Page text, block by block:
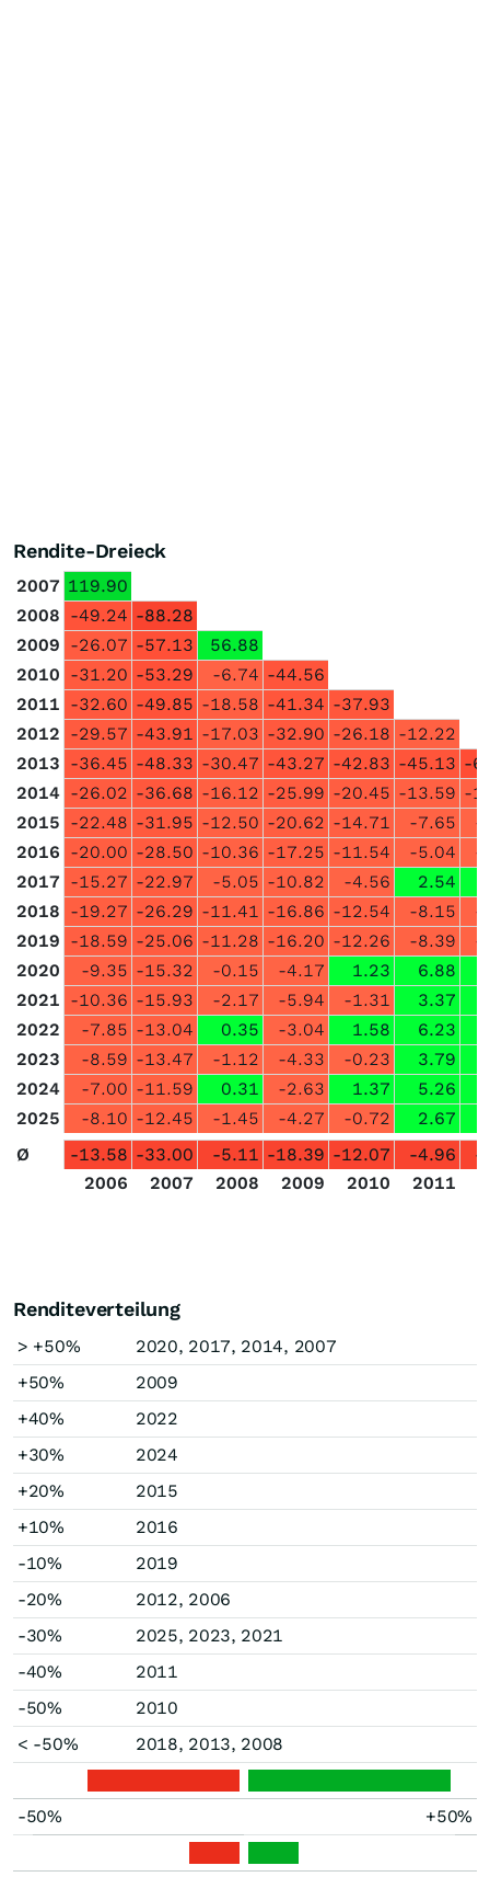
Rendite-Dreieck
2007 119.90
2008 -49.24 -88.28
2009 -26.07 -57.13
56.88
2010 -31.20 -53.29 -6.74 -44.56
2011 -32.60 -49.85 -18.58 -41.34 -37.93
2012 -29.57 -43.91 -17.03 -32.90 -26.18 -12.22
2013 -36.45 -48.33 -30.47 -43.27 -42.83 -45.13 -
2014 -26.02 -36.68 -16.12 -25.99 -20.45 -13.59 -
2015 -22.48 -31.95 -12.50 -20.62 -14.71 -7.65
-
2016 -20.00 -28.50 -10.36 -17.25 -11.54 -5.04
-
2017 -15.27 -22.97 -5.05 -10.82 -4.56 2.54
2018 -19.27 -26.29 -11.41 -16.86 -12.54 -8.15
-
2019 -18.59 -25.06 -11.28 -16.20 -12.26 -8.39
-
2020
-9.35 -15.32 -0.15 -4.17 1.23 6.88
2021 -10.36 -15.93 -2.17 -5.94 -1.31 3.37
2022
-7.85 -13.04 0.35 -3.04 1.58 6.23
2023
-8.59 -13.47 -1.12 -4.33 -0.23 3.79
2024
-7.00 -11.59 0.31 -2.63 1.37 5.26
2025
-8.10 -12.45 -1.45 -4.27 -0.72 2.67
Ø
-13.58 -33.00 -5.11 -18.39 -12.07 -4.96
-
2006
2007 2008 2009 2010 2011
Renditeverteilung
> +50%
2020, 2017, 2014, 2007
+50%
2009
+40%
2022
+30%
2024
+20%
2015
+10%
2016
-10%
2019
-20%
2012, 2006
-30%
2025, 2023, 2021
-40%
2011
-50%
2010
< -50%
2018, 2013, 2008
-50% +50%